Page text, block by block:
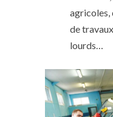
agricoles,
de
lourds…